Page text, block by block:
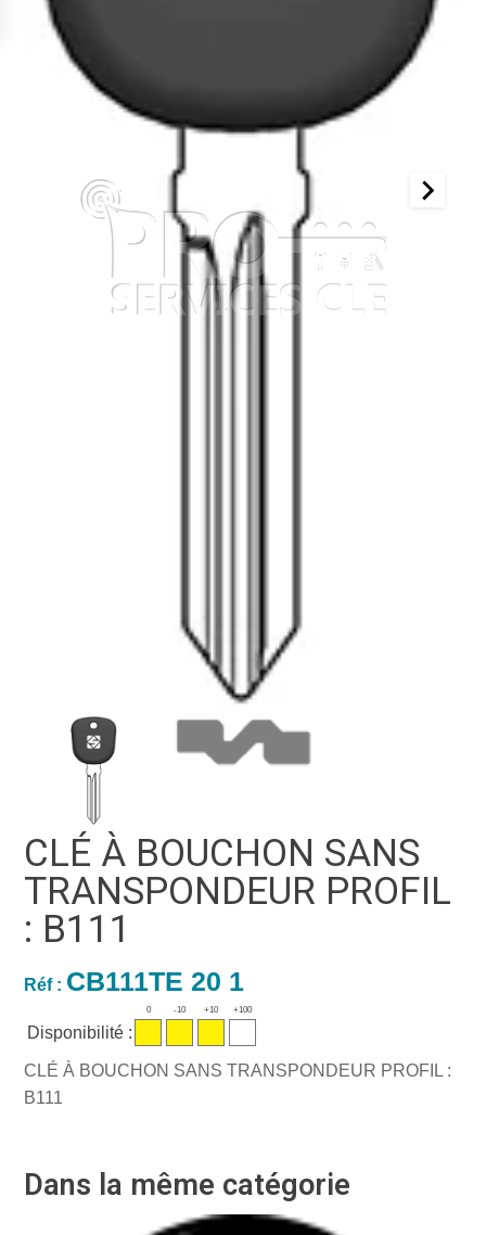
CLÉ À BOUCHON SANS
TRANSPONDEUR PROFIL
: B111
Réf : CB111TE 20 1
Disponibilité :
0 -10 +10 +100
CLÉ À BOUCHON SANS TRANSPONDEUR PROFIL :
B111
Dans la même catégorie